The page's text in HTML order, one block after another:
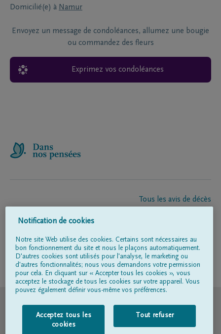
Domicilié(e) à Namur
Envoyez un message de condoléances, allumez une bougie
ou commandez des fleurs
Exprimez vos condoléances
Tous les avis de décès
Entrepreneur de pompes funèbres
Suivez-nous sur
Conditions d'utilisation
Notification de cookies
Notre site Web utilise des cookies. Certains sont nécessaires au
bon fonctionnement du site et nous le plaçons automatiquement.
D'autres cookies sont utilisés pour l'analyse, le marketing ou
d'autres fonctionnalités; nous vous demandons votre permission
pour cela. En cliquant sur « Accepter tous les cookies », vous
acceptez le stockage de tous les cookies sur votre appareil. Vous
pouvez également définir vous-même vos préférences.
Acceptez tous les
cookies
Tout refuser